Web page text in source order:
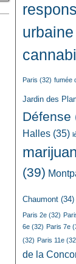
urbaine
Paris (32) fumée
Jardin des
Défense
Halles (35)
(39)
Chaumont (34)
Paris 2e (32)
6e (32) Paris 7e
(32) Paris 11e
de la